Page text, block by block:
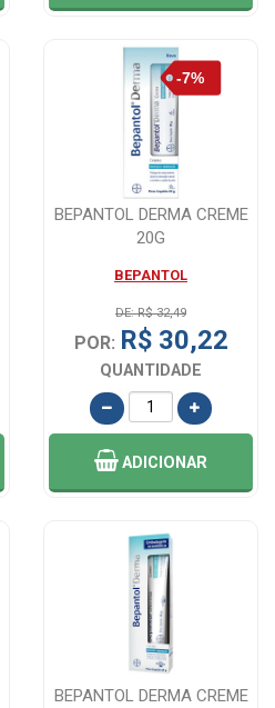
BEPANTOL DERMA CREME
20G
BEPANTOL
DE: R$ 32,49
POR: R$ 30,22
QUANTIDADE
ADICIONAR
BEPANTOL DERMA CREME